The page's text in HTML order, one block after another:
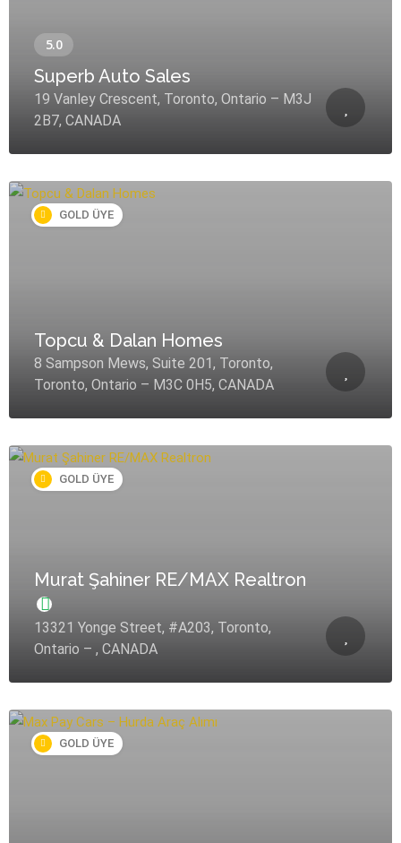
Superb Auto Sales
19 Vanley Crescent, Toronto, Ontario – M3J
2B7, CANADA
GOLD ÜYE
Topcu & Dalan Homes
8 Sampson Mews, Suite 201, Toronto,
Toronto, Ontario – M3C 0H5, CANADA
GOLD ÜYE
Murat Şahiner RE/MAX Realtron
13321 Yonge Street, #A203, Toronto,
Ontario – , CANADA
GOLD ÜYE